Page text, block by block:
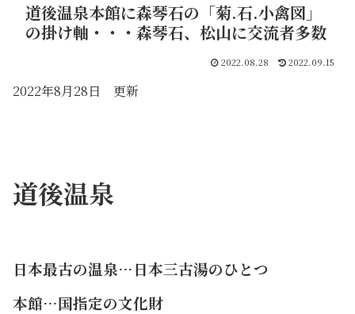
道後温泉本館に森琴石の「菊.石.小禽図」
の掛け軸・・・森琴石、松山に交流者多数
2022.08.28 2022.09.15
2022年8月28日 更新
道後温泉
日本最古の温泉…日本三古湯のひとつ
本館…国指定の文化財